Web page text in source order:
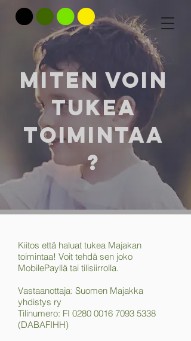
Miten voin
tukea
TOImintaa
?
Kiitos että haluat tukea Majakan
toimintaa! Voit tehdä sen joko
MobilePayllä tai tilisiirrolla.
Vastaanottaja: Suomen Majakka
yhdistys ry
Tilinumero: FI 0280 0016 7093 5338
(DABAFIHH)​